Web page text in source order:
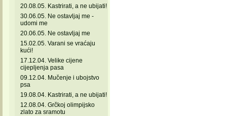
20.08.05. Kastrirati, a ne ubijati!
30.06.05. Ne ostavljaj me -
udomi me
20.06.05. Ne ostavljaj me
15.02.05. Varani se vraćaju
kući!
17.12.04. Velike cijene
cijepljenja pasa
09.12.04. Mučenje i ubojstvo
psa
19.08.04. Kastrirati, a ne ubijati!
12.08.04. Grčkoj olimpijsko
zlato za sramotu